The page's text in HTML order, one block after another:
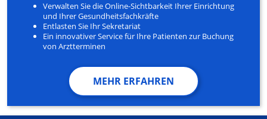
Verwalten Sie die Online-Sichtbarkeit Ihrer Einrichtung
und Ihrer Gesundheitsfachkräfte
Entlasten Sie Ihr Sekretariat
Ein innovativer Service für Ihre Patienten zur Buchung
von Arztterminen
MEHR ERFAHREN